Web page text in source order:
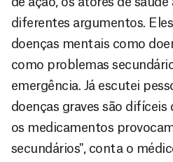
diferentes argumentos.
doenças mentais como
como problemas
emergência. Já escutei
doenças graves são difíceis
os medicamentos
secundários", conta o